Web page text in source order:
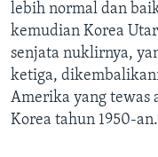
lebih normal dan
kemudian Korea
senjata nuklirnya,
ketiga,
Amerika yang tewas
Korea tahun 1950-